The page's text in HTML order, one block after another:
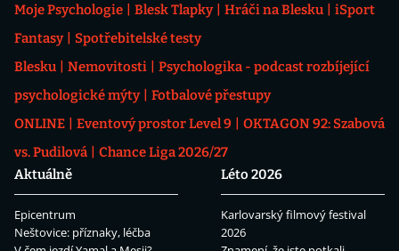
Moje Psychologie Blesk Tlapky Hráči na Blesku
iSport
Fantasy
Spotřebitelské testy
Blesku
Nemovitosti
Psychologika - podcast rozbíjející
psychologické mýty
Fotbalové přestupy
ONLINE
Eventový prostor Level 9
OKTAGON 92: Szabová
vs. Pudilová
Chance Liga 2026/27
Aktuálně
Epicentrum
Neštovice: příznaky, léčba
Léto 2026
Karlovarský filmový festival
2026